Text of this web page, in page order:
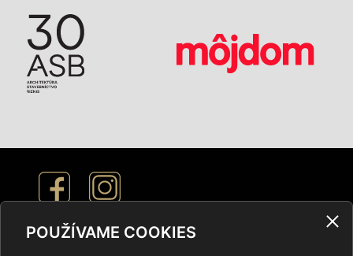
POUŽÍVAME COOKIES
Nastavenie cookies